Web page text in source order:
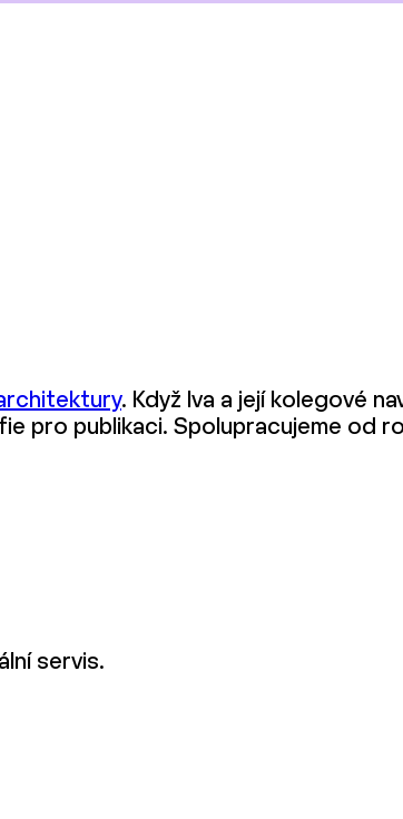
. Když Iva a její kolegové
pro publikaci. Spolupracujeme od
servis.